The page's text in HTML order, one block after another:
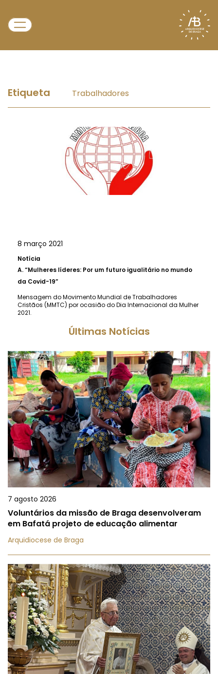
Etiqueta Trabalhadores
8 março 2021
Notícia
A.“Mulheres líderes: Por um futuro igualitário no mundo
da Covid-19”
Mensagem do Movimento Mundial de Trabalhadores
Cristãos (MMTC) por ocasião do Dia Internacional da Mulher
2021.
Últimas Notícias
7 agosto 2026
Voluntários da missão de Braga desenvolveram
em Bafatá projeto de educação alimentar
Arquidiocese de Braga